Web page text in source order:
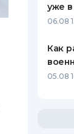
уже в
06.08
Как
05.08